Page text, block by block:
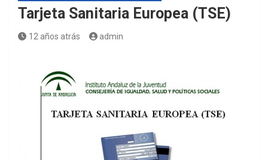
Tarjeta Sanitaria Europea (TSE)
12 años atrás admin